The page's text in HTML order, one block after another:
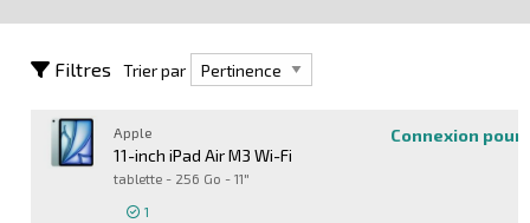
Filtres Trier par
Trier par
Apple
11-inch iPad Air M3 Wi-Fi
tablette - 256 Go - 11"
1
Connexion pour